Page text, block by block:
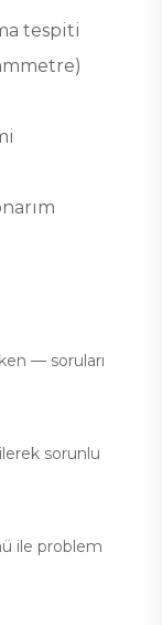
tespiti
— soruları
sorunlu
ile problem